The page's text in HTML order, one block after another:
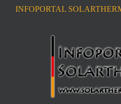
INFOPORTAL